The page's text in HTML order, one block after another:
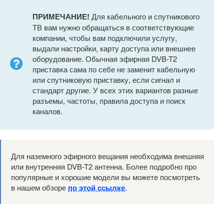
ПРИМЕЧАНИЕ! Для кабельного и спутникового
ТВ вам нужно обращаться в соответствующие
компании, чтобы вам подключили услугу,
выдали настройки, карту доступа или внешнее
оборудование. Обычная эфирная DVB-T2
приставка сама по себе не заменит кабельную
или спутниковую приставку, если сигнал и
стандарт другие. У всех этих вариантов разные
разъемы, частоты, правила доступа и поиск
каналов.
Для наземного эфирного вещания необходима внешняя
или внутренняя DVB-T2 антенна. Более подробно про
популярные и хорошие модели вы можете посмотреть
в нашем обзоре по этой ссылке.